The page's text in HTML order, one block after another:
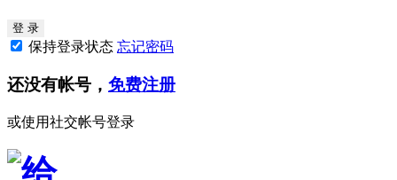
保持登录状态 忘记密码
还没有帐号， 免费注册
或使用社交帐号登录